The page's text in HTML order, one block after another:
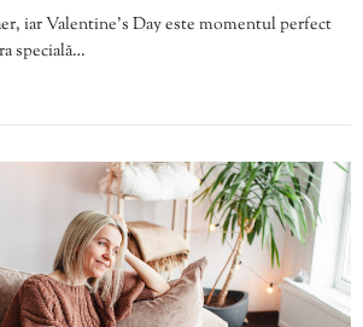
iar Valentine’s Day este momentul perfect
specială…